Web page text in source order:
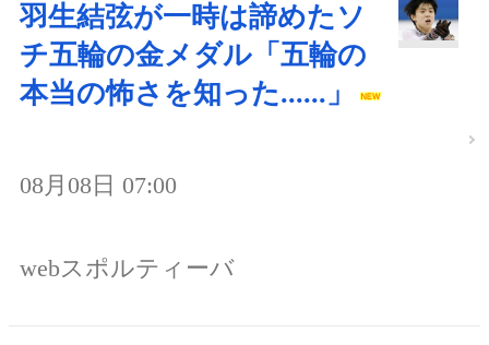
羽生結弦が一時は諦めたソ
チ五輪の金メダル「五輪の
本当の怖さを知った......」
08月08日 07:00
webスポルティーバ